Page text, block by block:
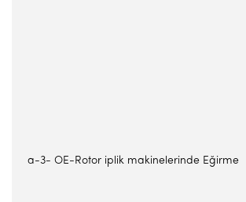
a-3- OE-Rotor iplik makinelerinde Eğirme